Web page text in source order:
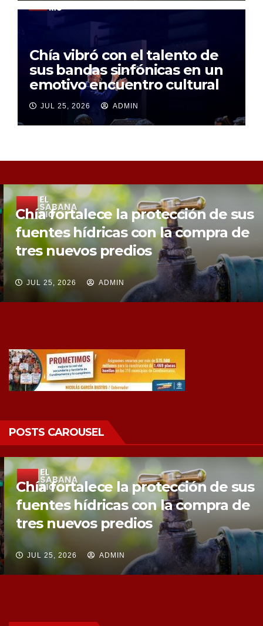
Chía vibró con el talento de
sus bandas sinfónicas en un
emotivo encuentro cultural
JUL 25, 2026 ADMIN
Chía fortalece la protección de sus
fuentes hídricas con la compra de
tres nuevos predios
JUL 25, 2026 ADMIN
POSTS CAROUSEL
Chía fortalece la protección de sus
fuentes hídricas con la compra de
tres nuevos predios
JUL 25, 2026 ADMIN